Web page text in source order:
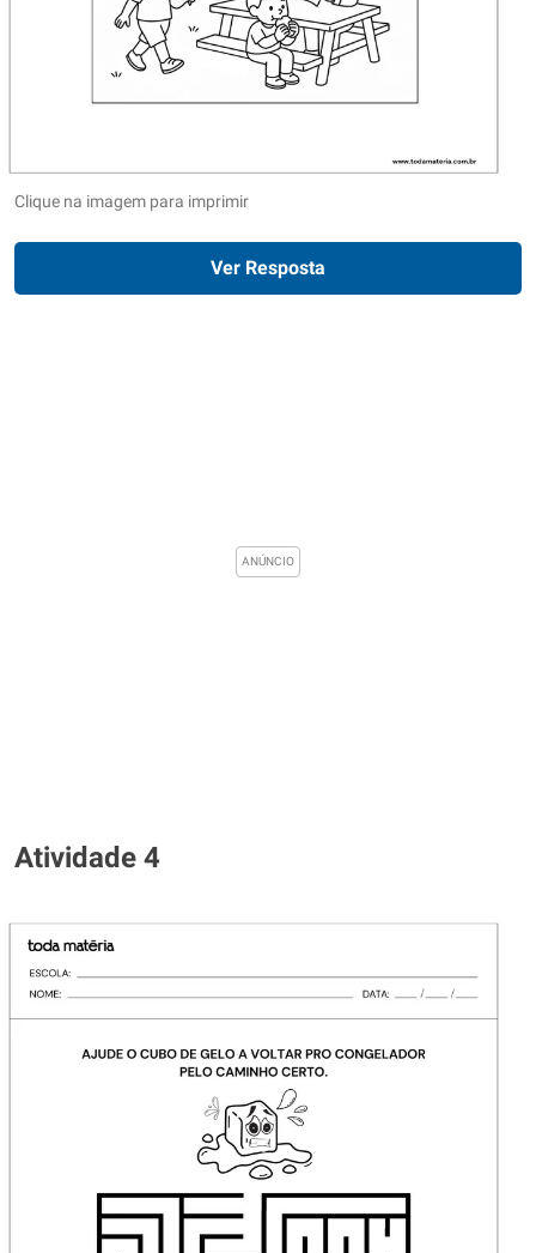
Clique na imagem para imprimir
Ver Resposta
Atividade 4